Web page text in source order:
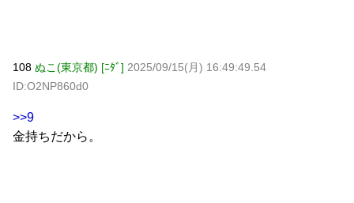
108 ぬこ(東京都) [ﾆﾀﾞ] 2025/09/15(月) 16:49:49.54
ID:O2NP860d0
>>9
金持ちだから。